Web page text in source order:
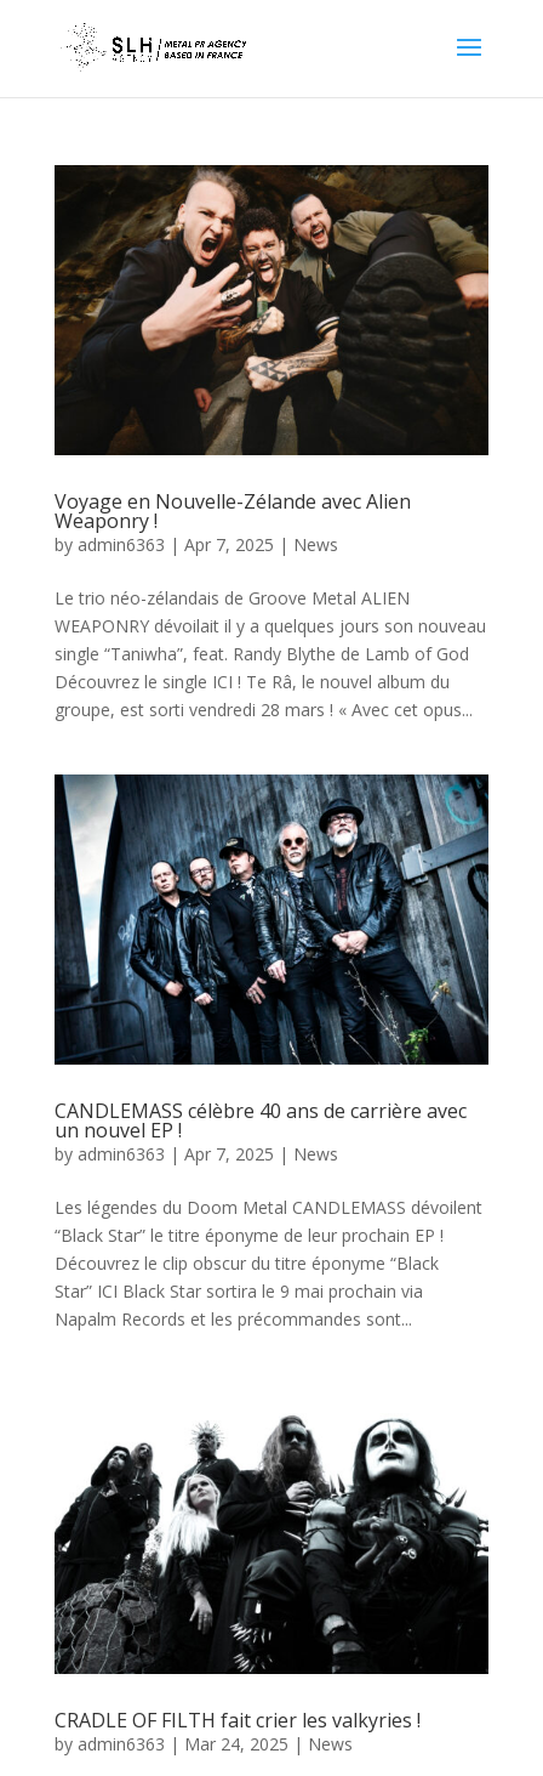
Voyage en Nouvelle-Zélande avec Alien
Weaponry !
by admin6363 | Apr 7, 2025 | News
Le trio néo-zélandais de Groove Metal ALIEN
WEAPONRY dévoilait il y a quelques jours son nouveau
single “Taniwha”, feat. Randy Blythe de Lamb of God
Découvrez le single ICI ! Te Râ, le nouvel album du
groupe, est sorti vendredi 28 mars ! « Avec cet opus...
CANDLEMASS célèbre 40 ans de carrière avec
un nouvel EP !
by admin6363 | Apr 7, 2025 | News
Les légendes du Doom Metal CANDLEMASS dévoilent
“Black Star” le titre éponyme de leur prochain EP !
Découvrez le clip obscur du titre éponyme “Black
Star” ICI Black Star sortira le 9 mai prochain via
Napalm Records et les précommandes sont...
CRADLE OF FILTH fait crier les valkyries !
by admin6363 | Mar 24, 2025 | News